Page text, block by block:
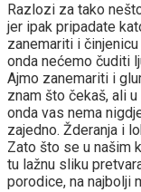
Razlozi za tako
jer ipak pripadate
zanemariti i
onda nećemo čuditi
Ajmo zanemariti i
znam što čekaš, ali
onda vas nema
zajedno. Žderanja i
Zato što se u našim
tu lažnu sliku
porodice, na najbolji